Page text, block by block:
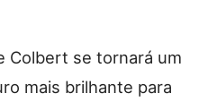
Colbert se tornará um
mais brilhante para